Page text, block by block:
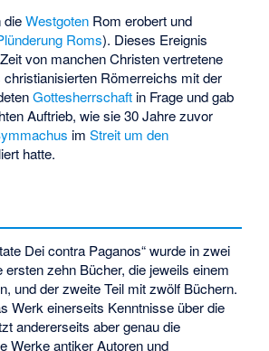
dieWestgoten Rom erobert und
Roms). Dieses Ereignis
von manchen Christen vertretene
Römerreichs mit der
Gottesherrschaft in Frage und gab
Auftrieb, wie sie 30 Jahre zuvor
imStreit um den
hatte.
Dei contra Paganos“ wurde in zwei
ersten zehn Bücher, die jeweils einem
und der zweite Teil mit zwölf Büchern.
Werk einerseits Kenntnisse über die
andererseits aber genau die
Werke antiker Autoren und